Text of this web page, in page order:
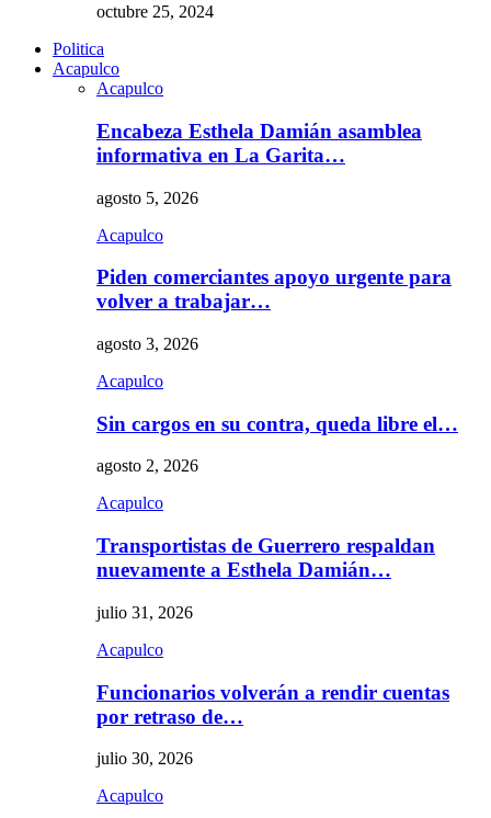
octubre 25, 2024
Politica
Acapulco
Acapulco
Encabeza Esthela Damián asamblea
informativa en La Garita…
agosto 5, 2026
Acapulco
Piden comerciantes apoyo urgente para
volver a trabajar…
agosto 3, 2026
Acapulco
Sin cargos en su contra, queda libre el…
agosto 2, 2026
Acapulco
Transportistas de Guerrero respaldan
nuevamente a Esthela Damián…
julio 31, 2026
Acapulco
Funcionarios volverán a rendir cuentas
por retraso de…
julio 30, 2026
Acapulco